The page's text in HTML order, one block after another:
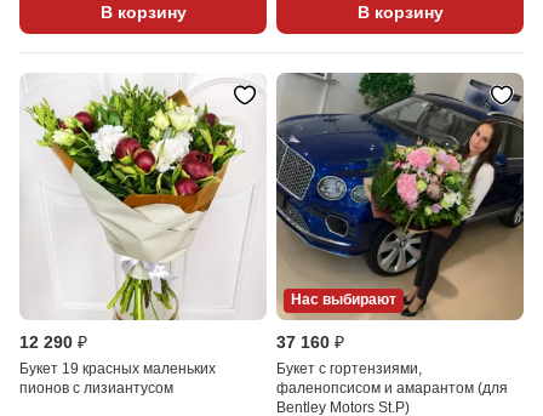
В корзину В корзину
12 290 ₽
Букет 19 красных маленьких
пионов с лизиантусом
Нас выбирают
37 160 ₽
Букет с гортензиями,
фаленопсисом и амарантом (для
Bentley Motors St.P)